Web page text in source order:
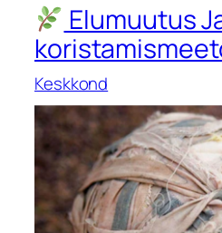
Elumuutus
Keskkond